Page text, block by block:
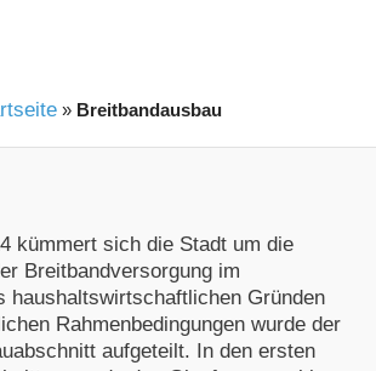
» Breitbandausbau
kümmert sich die Stadt um die
Breitbandversorgung im
haushaltswirtschaftlichen Gründen
Rahmenbedingungen wurde der
aufgeteilt. In den ersten